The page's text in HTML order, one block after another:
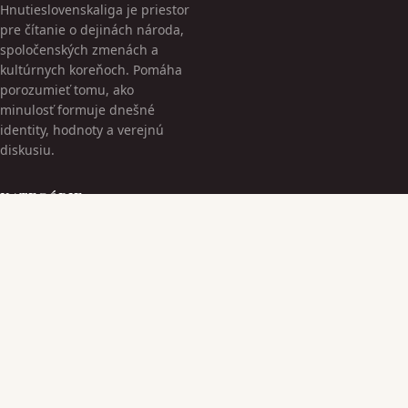
Hnutieslovenskaliga je priestor
pre čítanie o dejinách národa,
spoločenských zmenách a
kultúrnych koreňoch. Pomáha
porozumieť tomu, ako
minulosť formuje dnešné
identity, hodnoty a verejnú
diskusiu.
KATEGÓRIE